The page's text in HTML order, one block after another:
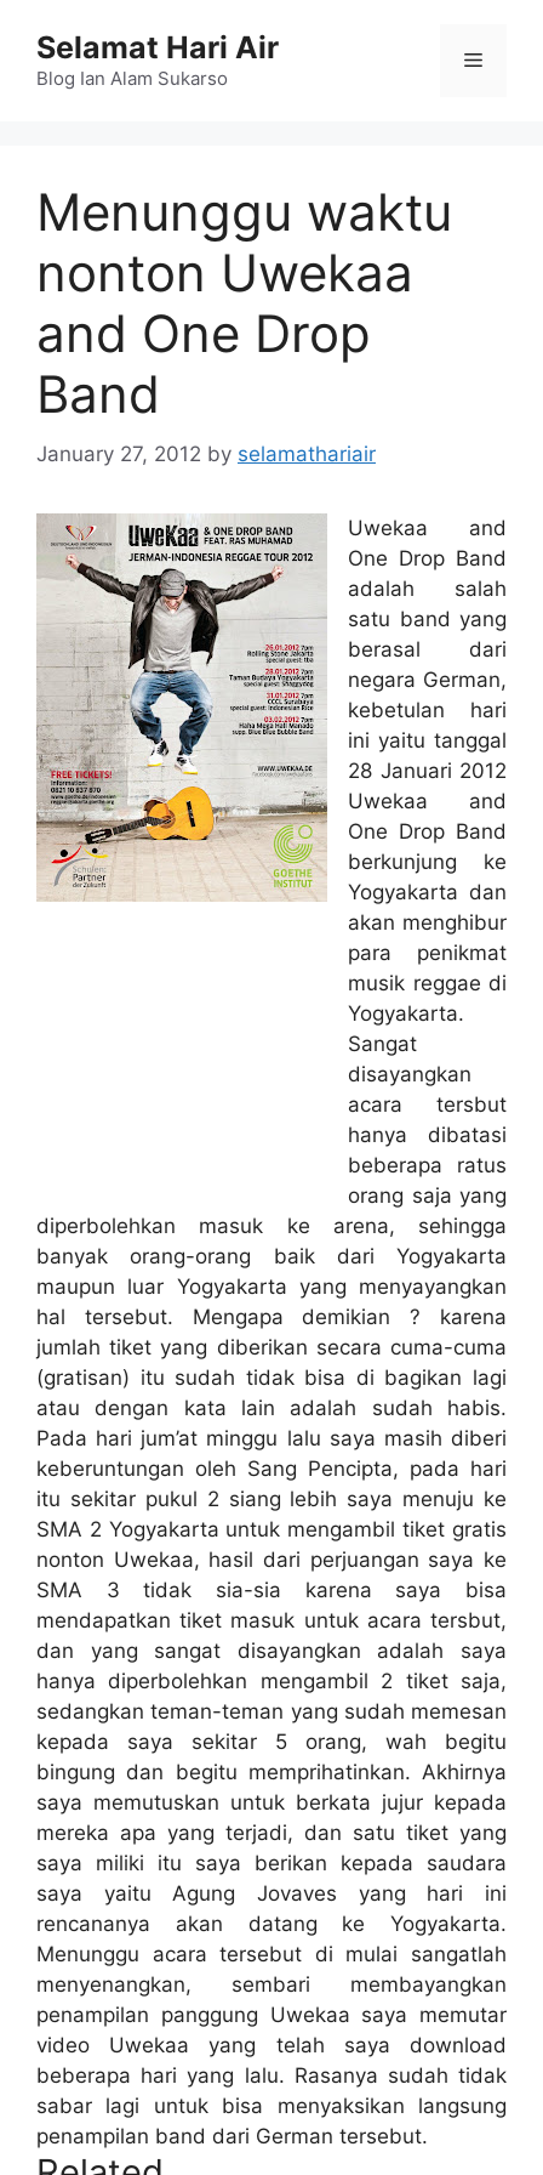
content
Selamat Hari Air
Blog Ian Alam Sukarso
Menu
Menunggu waktu
nonton Uwekaa
and One Drop
Band
January 27, 2012 by selamathariair
Uwekaa and
One Drop Band
adalah salah
satu band yang
berasal dari
negara German,
kebetulan hari
ini yaitu tanggal
28 Januari 2012
Uwekaa and
One Drop Band
berkunjung ke
Yogyakarta dan
akan menghibur
para penikmat
musik reggae di
Yogyakarta.
Sangat
disayangkan
acara tersbut
hanya dibatasi
beberapa ratus
orang saja yang
diperbolehkan masuk ke arena, sehingga
banyak orang-orang baik dari Yogyakarta
maupun luar Yogyakarta yang menyayangkan
hal tersebut. Mengapa demikian ? karena
jumlah tiket yang diberikan secara cuma-cuma
(gratisan) itu sudah tidak bisa di bagikan lagi
atau dengan kata lain adalah sudah habis.
Pada hari jum’at minggu lalu saya masih diberi
keberuntungan oleh Sang Pencipta, pada hari
itu sekitar pukul 2 siang lebih saya menuju ke
SMA 2 Yogyakarta untuk mengambil tiket gratis
nonton Uwekaa, hasil dari perjuangan saya ke
SMA 3 tidak sia-sia karena saya bisa
mendapatkan tiket masuk untuk acara tersbut,
dan yang sangat disayangkan adalah saya
hanya diperbolehkan mengambil 2 tiket saja,
sedangkan teman-teman yang sudah memesan
kepada saya sekitar 5 orang, wah begitu
bingung dan begitu memprihatinkan. Akhirnya
saya memutuskan untuk berkata jujur kepada
mereka apa yang terjadi, dan satu tiket yang
saya miliki itu saya berikan kepada saudara
saya yaitu Agung Jovaves yang hari ini
rencananya akan datang ke Yogyakarta.
Menunggu acara tersebut di mulai sangatlah
menyenangkan, sembari membayangkan
penampilan panggung Uwekaa saya memutar
video Uwekaa yang telah saya download
beberapa hari yang lalu. Rasanya sudah tidak
sabar lagi untuk bisa menyaksikan langsung
penampilan band dari German tersebut.